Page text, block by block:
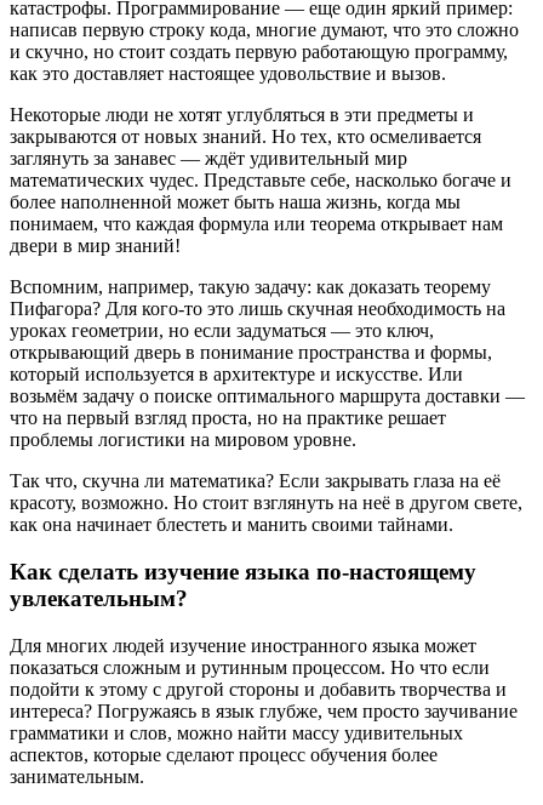
катастрофы. Программирование — еще один яркий пример:
написав первую строку кода, многие думают, что это сложно
и скучно, но стоит создать первую работающую программу,
как это доставляет настоящее удовольствие и вызов.
Некоторые люди не хотят углубляться в эти предметы и
закрываются от новых знаний. Но тех, кто осмеливается
заглянуть за занавес — ждёт удивительный мир
математических чудес. Представьте себе, насколько богаче и
более наполненной может быть наша жизнь, когда мы
понимаем, что каждая формула или теорема открывает нам
двери в мир знаний!
Вспомним, например, такую задачу: как доказать теорему
Пифагора? Для кого-то это лишь скучная необходимость на
уроках геометрии, но если задуматься — это ключ,
открывающий дверь в понимание пространства и формы,
который используется в архитектуре и искусстве. Или
возьмём задачу о поиске оптимального маршрута доставки —
что на первый взгляд проста, но на практике решает
проблемы логистики на мировом уровне.
Так что, скучна ли математика? Если закрывать глаза на её
красоту, возможно. Но стоит взглянуть на неё в другом свете,
как она начинает блестеть и манить своими тайнами.
Как сделать изучение языка по-настоящему
увлекательным?
Для многих людей изучение иностранного языка может
показаться сложным и рутинным процессом. Но что если
подойти к этому с другой стороны и добавить творчества и
интереса? Погружаясь в язык глубже, чем просто заучивание
грамматики и слов, можно найти массу удивительных
аспектов, которые сделают процесс обучения более
занимательным.